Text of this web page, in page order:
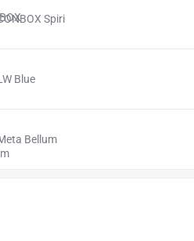
Spiri
Blue
Bellum